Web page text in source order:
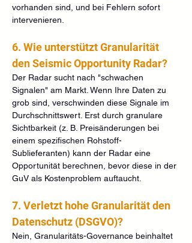
vorhanden sind, und bei Fehlern sofort
intervenieren.
6. Wie unterstützt Granularität
den Seismic Opportunity Radar?
Der Radar sucht nach "schwachen
Signalen" am Markt. Wenn Ihre Daten zu
grob sind, verschwinden diese Signale im
Durchschnittswert. Erst durch granulare
Sichtbarkeit (z. B. Preisänderungen bei
einem spezifischen Rohstoff-
Sublieferanten) kann der Radar eine
Opportunität berechnen, bevor diese in der
GuV als Kostenproblem auftaucht.
7. Verletzt hohe Granularität den
Datenschutz (DSGVO)?
Nein, Granularitäts-Governance beinhaltet